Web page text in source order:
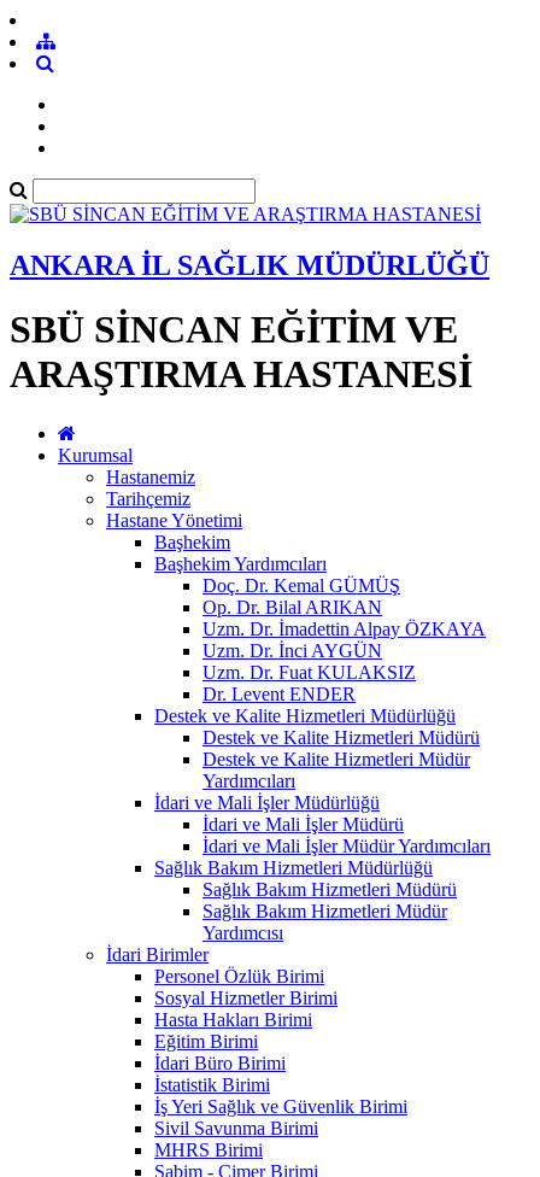
ANKARA İL SAĞLIK MÜDÜRLÜĞÜ
SBÜ SİNCAN EĞİTİM VE
ARAŞTIRMA HASTANESİ
Kurumsal
Hastanemiz
Tarihçemiz
Hastane Yönetimi
Başhekim
Başhekim Yardımcıları
Doç. Dr. Kemal GÜMÜŞ
Op. Dr. Bilal ARIKAN
Uzm. Dr. İmadettin Alpay ÖZKAYA
Uzm. Dr. İnci AYGÜN
Uzm. Dr. Fuat KULAKSIZ
Dr. Levent ENDER
Destek ve Kalite Hizmetleri Müdürlüğü
Destek ve Kalite Hizmetleri Müdürü
Destek ve Kalite Hizmetleri Müdür
Yardımcıları
İdari ve Mali İşler Müdürlüğü
İdari ve Mali İşler Müdürü
İdari ve Mali İşler Müdür Yardımcıları
Sağlık Bakım Hizmetleri Müdürlüğü
Sağlık Bakım Hizmetleri Müdürü
Sağlık Bakım Hizmetleri Müdür
Yardımcısı
İdari Birimler
Personel Özlük Birimi
Sosyal Hizmetler Birimi
Hasta Hakları Birimi
Eğitim Birimi
İdari Büro Birimi
İstatistik Birimi
İş Yeri Sağlık ve Güvenlik Birimi
Sivil Savunma Birimi
MHRS Birimi
Sabim - Cimer Birimi